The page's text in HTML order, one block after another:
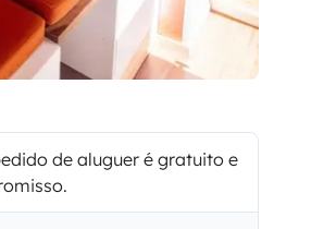
de aluguer é gratuito e